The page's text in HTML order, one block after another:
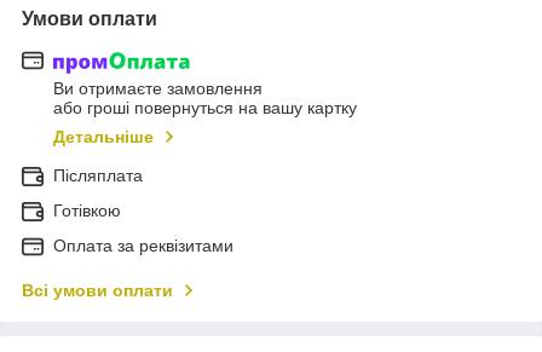
Умови оплати
Ви отримаєте замовлення
або гроші повернуться на вашу картку
Детальніше
Післяплата
Готівкою
Оплата за реквізитами
Всі умови оплати